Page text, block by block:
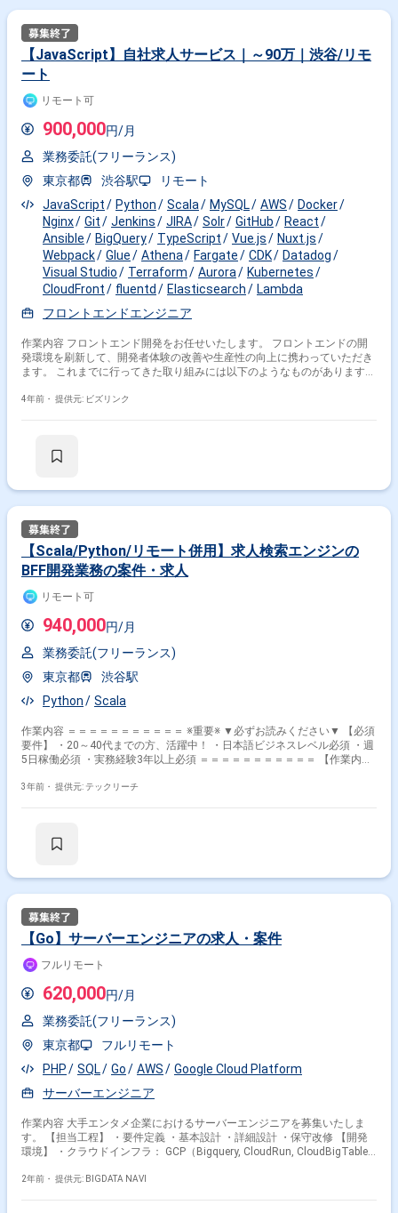
【JavaScript】自社求人サービス｜～90万｜渋谷/リモ
ート
リモート可
900,000円/月
業務委託(フリーランス)
東京都
渋谷駅
リモート
JavaScript
Python Scala MySQL AWS
Docker
Nginx
Git Jenkins JIRA Solr GitHub
React
Ansible
BigQuery TypeScript Vue.js
Nuxt.js
Webpack
Glue Athena Fargate CDK
Datadog
Visual Studio
Terraform Aurora
Kubernetes
CloudFront
fluentd Elasticsearch
Lambda
フロントエンドエンジニア
作業内容 フロントエンド開発をお任せいたします。 フロントエンドの開
発環境を刷新して、開発者体験の改善や生産性の向上に携わっていただき
ます。 これまでに行ってきた取り組みには以下のようなものがあります。
Storybookの導入 ・コンポーネント設計や実装に関するコーディングガイ
TailwindCssの導入 ・Nuxt3へのバージョンアップ ■業務内容 POやデザイ
Nuxtのバージョンアップ
4年前・ 提供元: ビズリンク
【Scala/Python/リモート併用】求人検索エンジンの
BFF開発業務の案件・求人
リモート可
940,000円/月
業務委託(フリーランス)
東京都
渋谷駅
Python
Scala
作業内容 ＝＝＝＝＝＝＝＝＝＝＝ ※重要※ ▼必ずお読みください▼ 【必須
要件】 ・20～40代までの方、活躍中！ ・日本語ビジネスレベル必須 ・週
5日稼働必須 ・実務経験3年以上必須 ＝＝＝＝＝＝＝＝＝＝＝ 【作業内
BFF（BackendforFlontend）の開発をご担当いただきます。プロダクトオ
ス改善等の様々な保守運用開発も実施します。 開発方法としては、スクラ
TypeScript,Vue.js,Nuxt.js,Jest,Cypress,Storybook クラウドサービス：
AWS（ECS,EKS,Fargate,KinesisDataStream,Lambda,EMR,RDS,
Aurora,S3,CloudFront,ElastiCache） 仮想化基盤：Docker,Kubernetes 検
索：Elasticsearch,Solr 分析基盤：
fluentd,AWS(Glue,Athena,CDK),Airflow,BigQuery,GoogleData
Studio,Redash プロビジョニング：Terraform,Ansible 監視：
DataDog,Kibana ミドルウェア：nginx,MySQL,ClickHouse その他使用言
語：Python,Go,Rust 開発ツール：
Github,Slack,IntellijIDEA,Jenkins,JIRA,SlackBot
3年前・ 提供元: テックリーチ
【Go】サーバーエンジニアの求人・案件
フルリモート
620,000円/月
業務委託(フリーランス)
東京都
フルリモート
PHP
SQL Go AWS
Google Cloud Platform
サーバーエンジニア
作業内容 大手エンタメ企業におけるサーバーエンジニアを募集いたしま
す。 【担当工程】 ・要件定義 ・基本設計 ・詳細設計 ・保守改修 【開発
環境】 ・クラウドインフラ： GCP（Bigquery, CloudRun, CloudBigTable,
Lambda, S3, ALB, RDS MySQL, Elasticache Redis and Memcached, SQS,
2年前・ 提供元: BIGDATA NAVI